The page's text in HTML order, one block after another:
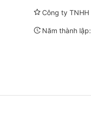
Công ty TNHH
Năm thành lập: